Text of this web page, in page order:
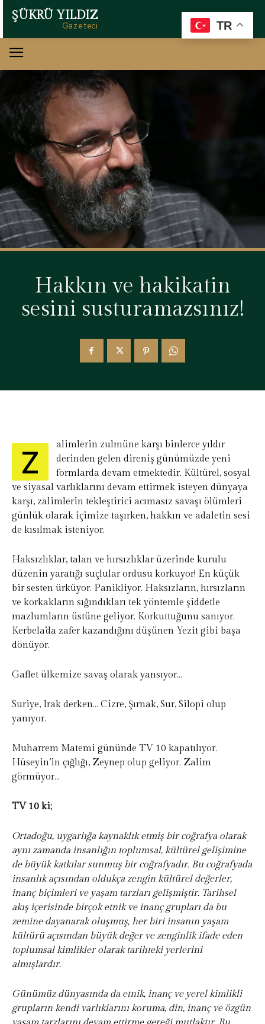
ŞÜKRÜ YILDIZ
Gazeteci
Hakkın ve hakikatin
sesini susturamazsınız!
Z
alimlerin zulmüne karşı binlerce yıldır
derinden gelen direniş günümüzde yeni
formlarda devam etmektedir. Kültürel, sosyal
ve siyasal varlıklarını devam ettirmek isteyen dünyaya
karşı, zalimlerin tekleştirici acımasız savaşı ölümleri
günlük olarak içimize taşırken, hakkın ve adaletin sesi
de kısılmak isteniyor.
Haksızlıklar, talan ve hırsızlıklar üzerinde kurulu
düzenin yaratığı suçlular ordusu korkuyor! En küçük
bir sesten ürküyor. Panikliyor. Haksızların, hırsızların
ve korkakların sığındıkları tek yöntemle şiddetle
mazlumların üstüne geliyor. Korkuttuğunu sanıyor.
Kerbela’da zafer kazandığını düşünen Yezit gibi başa
dönüyor.
Gaflet ülkemize savaş olarak yansıyor…
Suriye, Irak derken… Cizre, Şırnak, Sur, Silopi olup
yanıyor.
Muharrem Matemi gününde TV 10 kapatılıyor.
Hüseyin’in çığlığı, Zeynep olup geliyor. Zalim
görmüyor…
TV 10 ki;
Ortadoğu, uygarlığa kaynaklık etmiş bir coğrafya olarak
aynı zamanda insanlığın toplumsal, kültürel gelişimine
de büyük katkılar sunmuş bir coğrafyadır. Bu coğrafyada
insanlık açısından oldukça zengin kültürel değerler,
inanç biçimleri ve yaşam tarzları gelişmiştir. Tarihsel
akış içerisinde birçok etnik ve inanç grupları da bu
zemine dayanarak oluşmuş, her biri insanın yaşam
kültürü açısından büyük değer ve zenginlik ifade eden
toplumsal kimlikler olarak tarihteki yerlerini
almışlardır.
Günümüz dünyasında da etnik, inanç ve yerel kimlikli
grupların kendi varlıklarını koruma, din, inanç ve özgün
TR